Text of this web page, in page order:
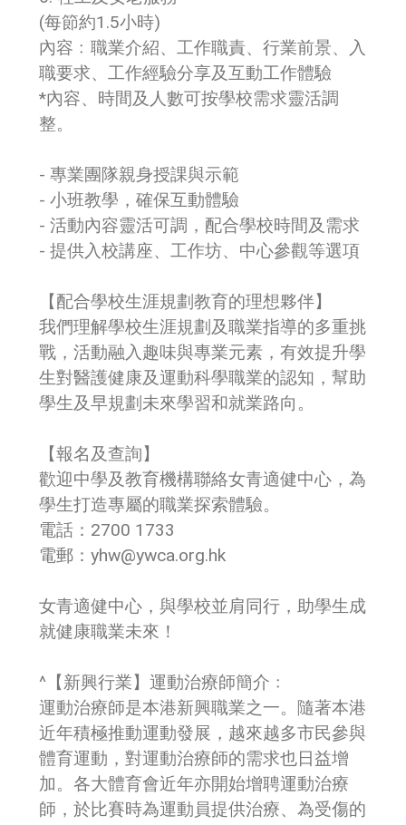
(每節約1.5小時)
內容﹕職業介紹、工作職責、行業前景、入
職要求、工作經驗分享及互動工作體驗
*內容、時間及人數可按學校需求靈活調
整。
- 專業團隊親身授課與示範
- 小班教學，確保互動體驗
- 活動內容靈活可調，配合學校時間及需求
- 提供入校講座、工作坊、中心參觀等選項
【配合學校生涯規劃教育的理想夥伴】
我們理解學校生涯規劃及職業指導的多重挑
戰，活動融入趣味與專業元素，有效提升學
生對醫護健康及運動科學職業的認知，幫助
學生及早規劃未來學習和就業路向。
【報名及查詢】
歡迎中學及教育機構聯絡女青適健中心，為
學生打造專屬的職業探索體驗。
電話：2700 1733
電郵：yhw@ywca.org.hk
女青適健中心，與學校並肩同行，助學生成
就健康職業未來！
^【新興行業】運動治療師簡介﹕
運動治療師是本港新興職業之一。隨著本港
近年積極推動運動發展，越來越多市民參與
體育運動，對運動治療師的需求也日益增
加。各大體育會近年亦開始增聘運動治療
師，於比賽時為運動員提供治療、為受傷的